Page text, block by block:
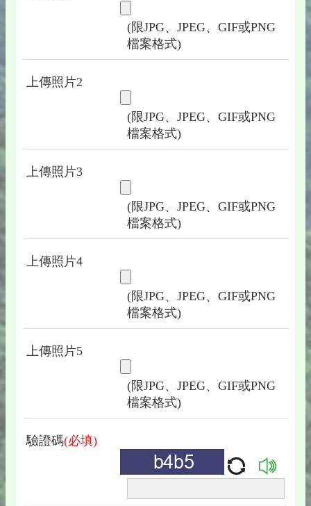
(限JPG、JPEG、GIF或PNG
檔案格式)
上傳照片2
(限JPG、JPEG、GIF或PNG
檔案格式)
上傳照片3
(限JPG、JPEG、GIF或PNG
檔案格式)
上傳照片4
(限JPG、JPEG、GIF或PNG
檔案格式)
上傳照片5
(限JPG、JPEG、GIF或PNG
檔案格式)
驗證碼(必填)